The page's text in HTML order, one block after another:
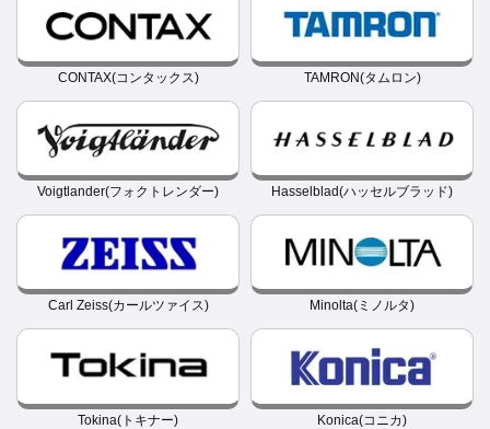
CONTAX(コンタックス) TAMRON(タムロン)
Voigtlander(フォクトレンダー) Hasselblad(ハッセルブラッド)
Carl Zeiss(カールツァイス) Minolta(ミノルタ)
Tokina(トキナー) Konica(コニカ)